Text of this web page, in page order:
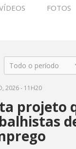
FOTOS
Todo o período
2026 - 11H20
projeto